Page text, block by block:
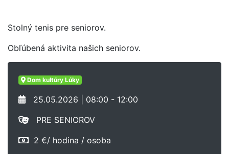
Stolný tenis pre seniorov.
Obľúbená aktivita našich seniorov.
Dom kultúry Lúky
25.05.2026 | 08:00 - 12:00
PRE SENIOROV
2 €/ hodina / osoba